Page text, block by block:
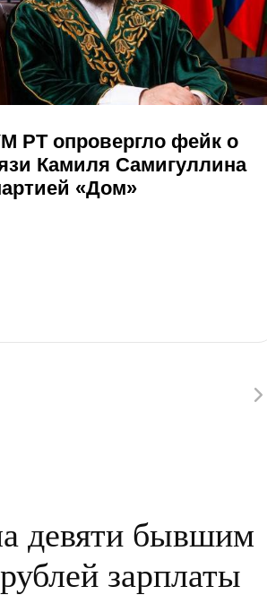
РТ опровергло фейк о
Камиля Самигуллина
«Дом»
девяти бывшим
зарплаты